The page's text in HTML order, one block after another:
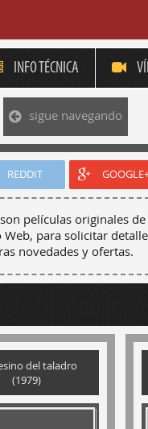
INFO TÉCNICA
sigue navegando
REDDIT
películas originales
para solicitar
novedades y ofertas.
del taladro
(1979)